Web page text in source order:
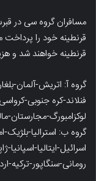
مسافران گروه سی در
قرنطینه خود را
قرنطینه خواهند شد و
گروه آ: اتریش-آلمان-
فنلاند-کره جنوبی-
لوکزامبورگ-مجارستان-
گروه ب: استرالیا-بلژیک-
اسرائیل-ایتالیا-
رومانی-سنگاپور-ترکیه-